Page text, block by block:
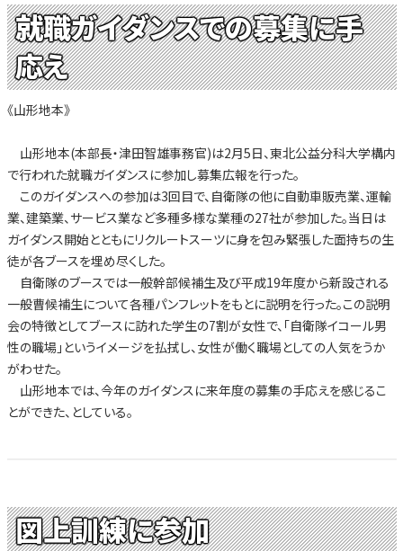
就職ガイダンスでの募集に手
応え
《山形地本》
山形地本(本部長・津田智雄事務官)は2月5日、東北公益分科大学構内
で行われた就職ガイダンスに参加し募集広報を行った。
このガイダンスへの参加は3回目で、自衛隊の他に自動車販売業、運輸
業、建築業、サービス業など多種多様な業種の27社が参加した。当日は
ガイダンス開始とともにリクルートスーツに身を包み緊張した面持ちの生
徒が各ブースを埋め尽くした。
自衛隊のブースでは一般幹部候補生及び平成19年度から新設される
一般曹候補生について各種パンフレットをもとに説明を行った。この説明
会の特徴としてブースに訪れた学生の7割が女性で、「自衛隊イコール男
性の職場」というイメージを払拭し、女性が働く職場としての人気をうか
がわせた。
山形地本では、今年のガイダンスに来年度の募集の手応えを感じるこ
とができた、としている。
図上訓練に参加